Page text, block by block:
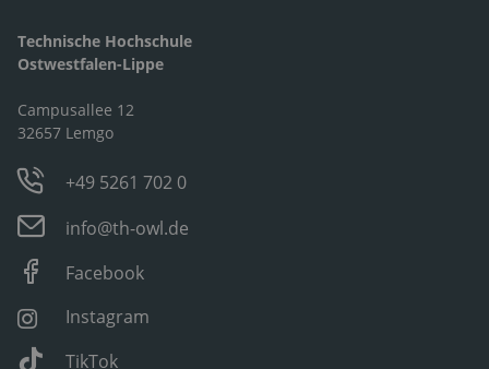
Technische Hochschule
Ostwestfalen-Lippe
Campusallee 12
32657 Lemgo
+49 5261 702 0
info@th-owl.de
Facebook
Instagram
TikTok